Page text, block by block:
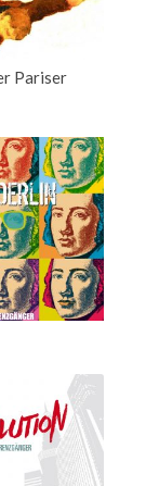
Pariser